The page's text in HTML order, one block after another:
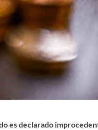
es declarado